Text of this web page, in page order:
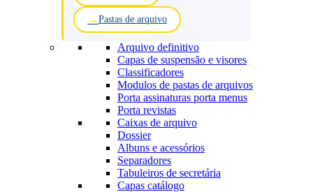
Pastas de arquivo
Arquivo definitivo
Capas de suspensão e visores
Classificadores
Modulos de pastas de arquivos
Porta assinaturas porta menus
Porta revistas
Caixas de arquivo
Dossier
Albuns e acessórios
Separadores
Tabuleiros de secretária
Capas catálogo